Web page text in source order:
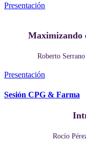
Presentación
Maximizando
Roberto
Presentación
Sesión CPG & Farma
Rocío